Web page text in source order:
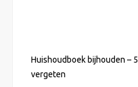
Huishoudboek bijhouden –
vergeten